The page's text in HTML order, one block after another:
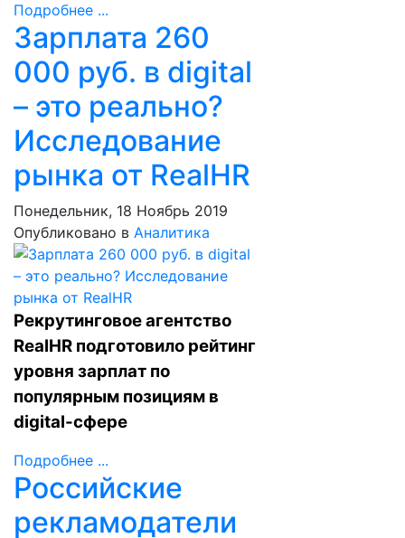
Подробнее ...
Зарплата 260
000 руб. в digital
– это реально?
Исследование
рынка от RealHR
Понедельник, 18 Ноябрь 2019
Опубликовано в Аналитика
Рекрутинговое агентство
RealHR подготовило рейтинг
уровня зарплат по
популярным позициям в
digital-сфере
Подробнее ...
Российские
рекламодатели